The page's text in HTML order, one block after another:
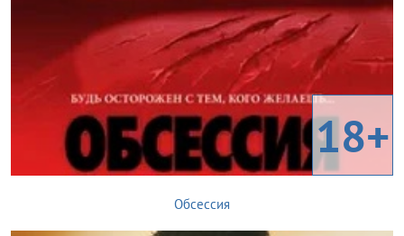
18+
Обсессия